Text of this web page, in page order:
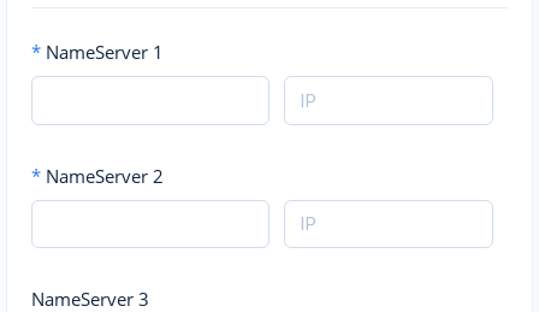
* NameServer 1
* NameServer 2
NameServer 3